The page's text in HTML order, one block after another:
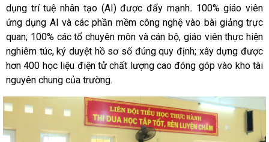
dụng trí tuệ nhân tạo (AI) được đẩy mạnh. 100% giáo viên
ứng dụng AI và các phần mềm công nghệ vào bài giảng trực
quan; 100% các tổ chuyên môn và cán bộ, giáo viên thực hiện
nghiêm túc, ký duyệt hồ sơ số đúng quy định; xây dựng được
hơn 400 học liệu điện tử chất lượng cao đóng góp vào kho tài
nguyên chung của trường.